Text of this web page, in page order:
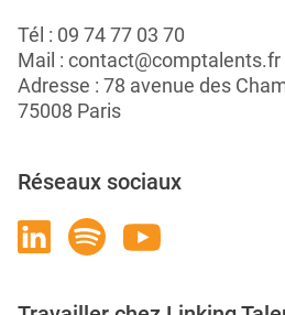
Tél : 09 74 77 03 70
Mail : contact@comptalents.fr
Adresse : 78 avenue des
75008 Paris
Réseaux sociaux